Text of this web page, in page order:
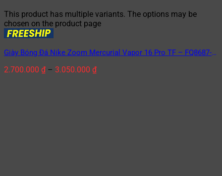
This product has multiple variants. The options may be
chosen on the product page
Giày Bóng Đá Nike Zoom Mercurial Vapor 16 Pro TF – FQ8687-
2.700.000 ₫– 3.050.000 ₫